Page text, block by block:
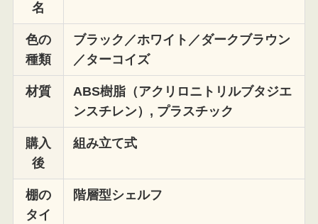
名
色の
種類
ブラック／ホワイト／ダークブラウン
／ターコイズ
材質
ABS樹脂（アクリロニトリルブタジエ
ンスチレン）, プラスチック
購入
後
組み立て式
棚の
タイ
階層型シェルフ